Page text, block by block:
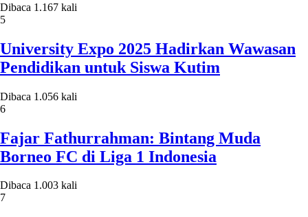
Dibaca 1.167 kali
5
University Expo 2025 Hadirkan Wawasan
Pendidikan untuk Siswa Kutim
Dibaca 1.056 kali
6
Fajar Fathurrahman: Bintang Muda
Borneo FC di Liga 1 Indonesia
Dibaca 1.003 kali
7